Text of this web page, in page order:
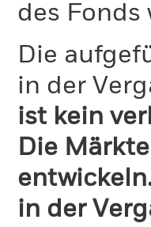
des
Die
in der
ist kein
Die
in der